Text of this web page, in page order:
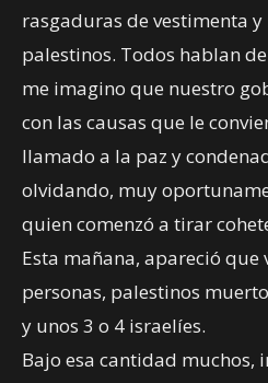
rasgaduras de vestimenta
palestinos. Todos hablan
me imagino que nuestro
con las causas que le
llamado a la paz y
olvidando, muy
quien comenzó a tirar
Esta mañana, apareció que
personas, palestinos
y unos 3 o 4 israelíes.
Bajo esa cantidad muchos,